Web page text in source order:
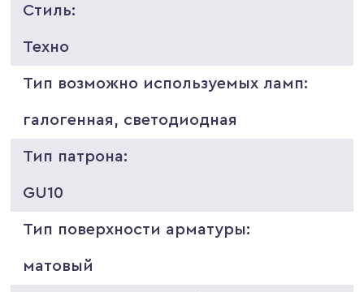
Стиль:
Техно
Тип возможно используемых ламп:
галогенная, светодиодная
Тип патрона:
GU10
Тип поверхности арматуры:
матовый